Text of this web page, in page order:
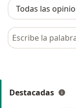
EDGAR MATOS
RECUENTO
PRIMERA
Show more detail
Source
Busca en
Destacadas